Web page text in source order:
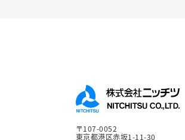
と提携先などとの間でなされたユー
個人情報を含む取引記録や決済に関
報を,当社の提携先（情報提供元，広
広告配信先などを含みます。以下，｢
〒107-0052
東京都港区赤坂1-11-30